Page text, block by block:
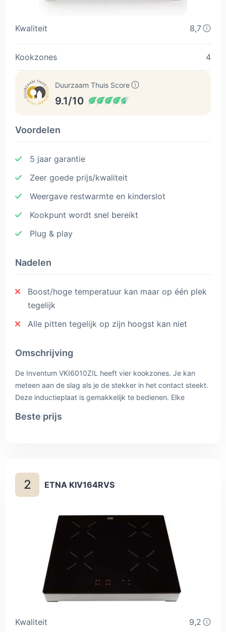
Kwaliteit 8,7
Kookzones 4
Duurzaam Thuis Score
9.1/10
Voordelen
5 jaar garantie
Zeer goede prijs/kwaliteit
Weergave restwarmte en kinderslot
Kookpunt wordt snel bereikt
Plug & play
Nadelen
Boost/hoge temperatuur kan maar op één plek
tegelijk
Alle pitten tegelijk op zijn hoogst kan niet
Omschrijving
De Inventum VKI6010ZIL heeft vier kookzones. Je kan
meteen aan de slag als je de stekker in het contact steekt.
Deze inductieplaat is gemakkelijk te bedienen. Elke
vermogen. Zo wordt de plaat snel warm. De kookplaat
Beste prijs
2 ETNA KIV164RVS
Kwaliteit 9,2